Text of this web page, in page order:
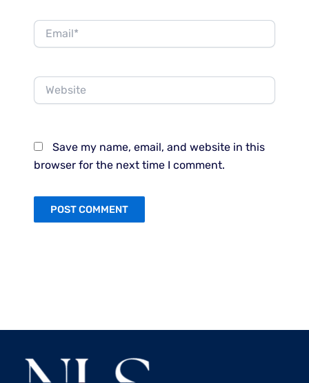
Email*
Website
Save my name, email, and website in this
browser for the next time I comment.